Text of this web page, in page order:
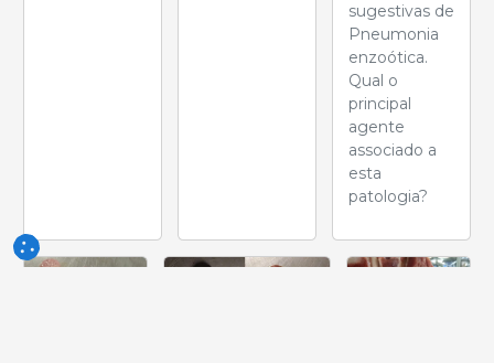
sugestivas de
Pneumonia
enzoótica.
Qual o
principal
agente
associado a
esta
patologia?